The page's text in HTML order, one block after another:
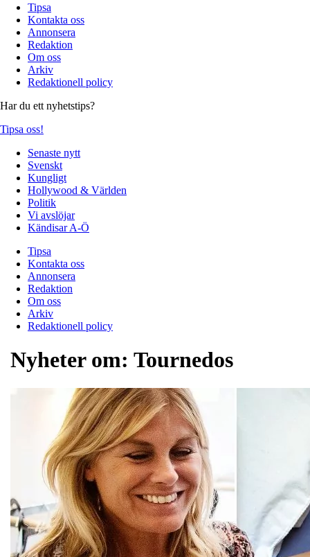
Tipsa
Kontakta oss
Annonsera
Redaktion
Om oss
Arkiv
Redaktionell policy
Har du ett nyhetstips?
Tipsa oss!
Senaste nytt
Svenskt
Kungligt
Hollywood & Världen
Politik
Vi avslöjar
Kändisar A-Ö
Tipsa
Kontakta oss
Annonsera
Redaktion
Om oss
Arkiv
Redaktionell policy
Nyheter om: Tournedos